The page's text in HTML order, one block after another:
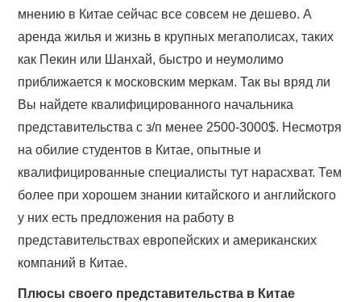
мнению в Китае сейчас все совсем не дешево. А
аренда жилья и жизнь в крупных мегаполисах, таких
как Пекин или Шанхай, быстро и неумолимо
приближается к московским меркам. Так вы вряд ли
Вы найдете квалифицированного начальника
представительства с з/п менее 2500-3000$. Несмотря
на обилие студентов в Китае, опытные и
квалифицированные специалисты тут нарасхват. Тем
более при хорошем знании китайского и английского
у них есть предложения на работу в
представительствах европейских и американских
компаний в Китае.
Плюсы своего представительства в Китае